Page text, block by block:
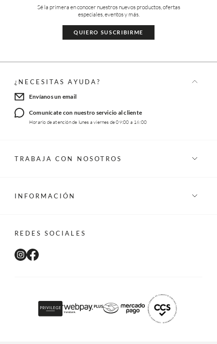
Sé la primera en conocer nuestros nuevos productos, ofertas
especiales, eventos y más.
QUIERO SUSCRIBIRME
¿NECESITAS AYUDA?
Envíanos un email
Comunícate con nuestro servicio al cliente
Horario de atención de lunes a viernes de 09:00 a 16:00
TRABAJA CON NOSOTROS
INFORMACIÓN
REDES SOCIALES